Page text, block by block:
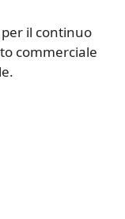
il continuo
commerciale